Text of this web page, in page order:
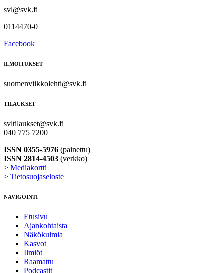
svl@svk.fi
0114470-0
Facebook
ILMOITUKSET
suomenviikkolehti@svk.fi
TILAUKSET
svltilaukset@svk.fi
040 775 7200
ISSN 0355-5976 (painettu)
ISSN 2814-4503 (verkko)
> Mediakortti
> Tietosuojaseloste
NAVIGOINTI
Etusivu
Ajankohtaista
Näkökulmia
Kasvot
Ilmiöt
Raamattu
Podcastit